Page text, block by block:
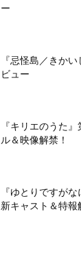
ー
『忌怪島／きか
ビュー
『キリエのうた
ル＆映像解禁！
『ゆとりですが
新キャスト＆特報